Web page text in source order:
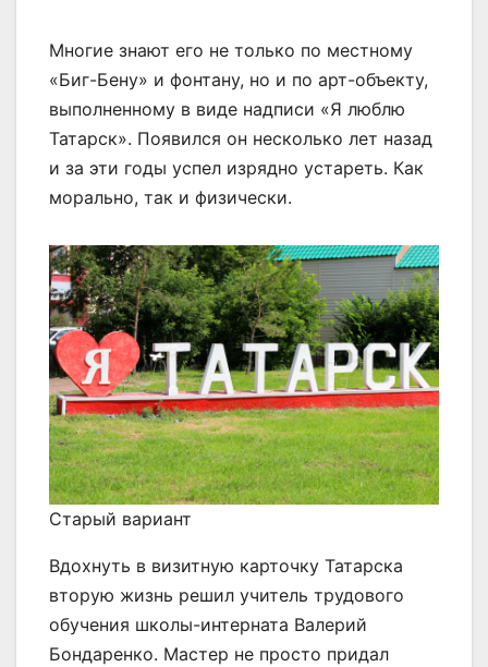
Многие знают его не только по местному
«Биг-Бену» и фонтану, но и по арт-объекту,
выполненному в виде надписи «Я люблю
Татарск». Появился он несколько лет назад
и за эти годы успел изрядно устареть. Как
морально, так и физически.
Старый вариант
Вдохнуть в визитную карточку Татарска
вторую жизнь решил учитель трудового
обучения школы-интерната Валерий
Бондаренко. Мастер не просто придал